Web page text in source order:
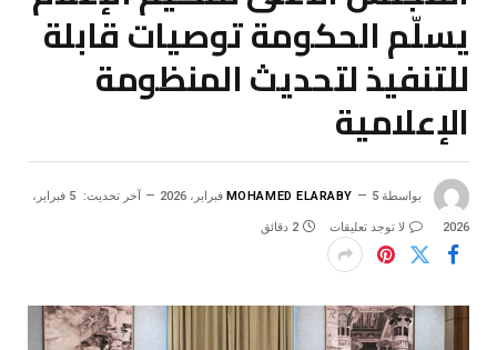
يسلّم الحكومة توصيات قابلة
للتنفيذ لتحديث المنظومة
الإعلامية
بواسطة MOHAMED ELARABY 5 فبراير، 2026 آخر تحديث: 5 فبراير،
2026 لا توجد تعليقات 2 دقائق